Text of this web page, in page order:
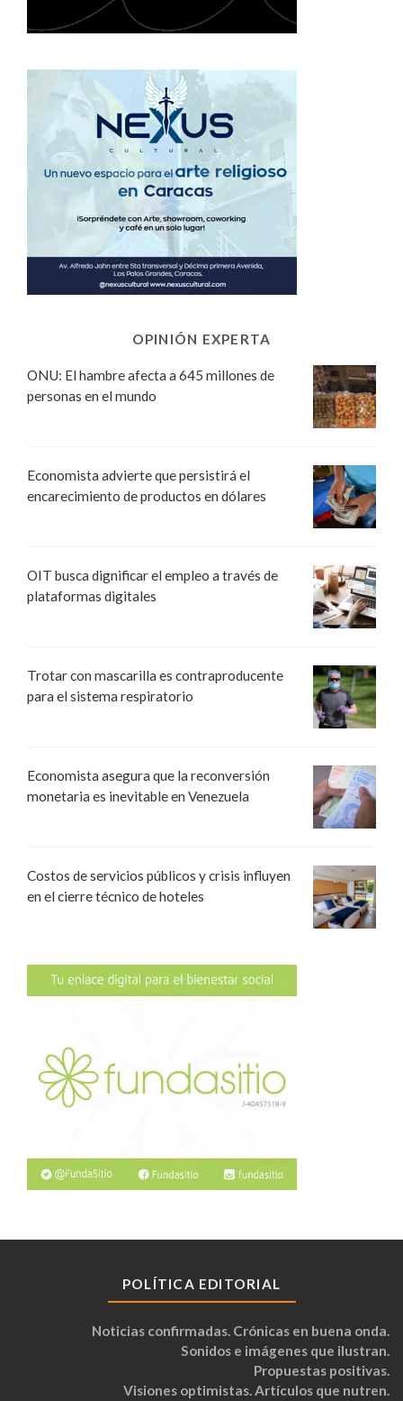
OPINIÓN EXPERTA
ONU: El hambre afecta a 645 millones de
personas en el mundo
Economista advierte que persistirá el
encarecimiento de productos en dólares
OIT busca dignificar el empleo a través de
plataformas digitales
Trotar con mascarilla es contraproducente
para el sistema respiratorio
Economista asegura que la reconversión
monetaria es inevitable en Venezuela
Costos de servicios públicos y crisis influyen
en el cierre técnico de hoteles
POLÍTICA EDITORIAL
Noticias confirmadas. Crónicas en buena onda.
Sonidos e imágenes que ilustran.
Propuestas positivas.
Visiones optimistas. Artículos que nutren.